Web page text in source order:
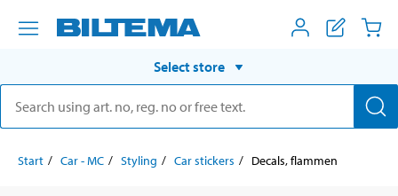
Select store
Start Car - MC Styling Car stickers Decals, flammen